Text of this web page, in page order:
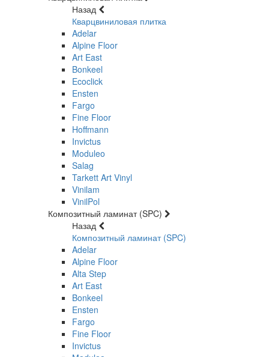
Назад
Кварцвиниловая плитка
Adelar
Alpine Floor
Art East
Bonkeel
Ecoclick
Ensten
Fargo
Fine Floor
Hoffmann
Invictus
Moduleo
Salag
Tarkett Art Vinyl
Vinilam
VinilPol
Композитный ламинат (SPC)
Назад
Композитный ламинат (SPC)
Adelar
Alpine Floor
Alta Step
Art East
Bonkeel
Ensten
Fargo
Fine Floor
Invictus